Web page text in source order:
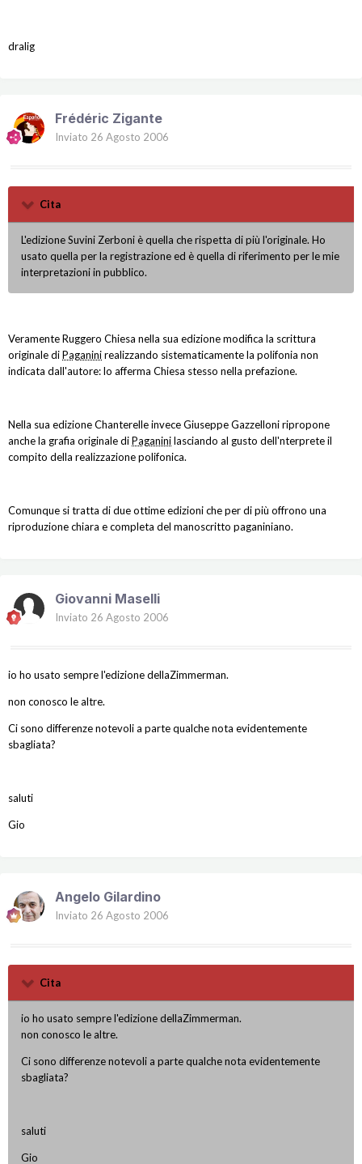
dralig
Frédéric Zigante
Inviato 26 Agosto 2006
Cita
L'edizione Suvini Zerboni è quella che rispetta di più l'originale. Ho
usato quella per la registrazione ed è quella di riferimento per le mie
interpretazioni in pubblico.
Veramente Ruggero Chiesa nella sua edizione modifica la scrittura
originale diPaganinirealizzando sistematicamente la polifonia non
indicata dall'autore: lo afferma Chiesa stesso nella prefazione.
Nella sua edizione Chanterelle invece Giuseppe Gazzelloni ripropone
anche la grafia originale diPaganinilasciando al gusto dell'nterprete il
compito della realizzazione polifonica.
Comunque si tratta di due ottime edizioni che per di più offrono una
riproduzione chiara e completa del manoscritto paganiniano.
Giovanni Maselli
Inviato 26 Agosto 2006
io ho usato sempre l'edizione dellaZimmerman.
non conosco le altre.
Ci sono differenze notevoli a parte qualche nota evidentemente
sbagliata?
saluti
Gio
Angelo Gilardino
Inviato 26 Agosto 2006
Cita
io ho usato sempre l'edizione dellaZimmerman.
non conosco le altre.
Ci sono differenze notevoli a parte qualche nota evidentemente
sbagliata?
saluti
Gio